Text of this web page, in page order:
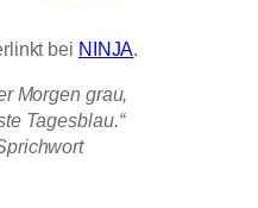
bei NINJA.
Morgen grau,
Tagesblau.“